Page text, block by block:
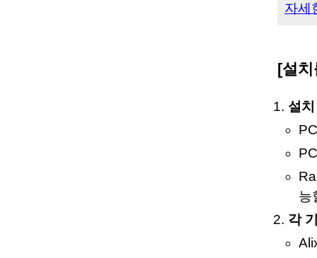
자세
[설
설
능
각